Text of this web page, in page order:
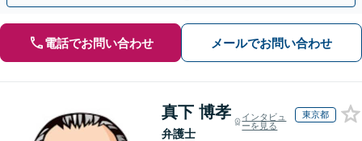
電話でお問い合わせ メールでお問い合わせ
真下 博孝
弁護士
インタビュ
ーを見る
東京都